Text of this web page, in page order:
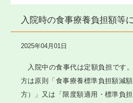
入院時の食事療養負担額等
2025年04月01日
入院中の食事代は定額負担です
方は原則「食事療養標準負担額減
方）」又は「限度額適用・標準負